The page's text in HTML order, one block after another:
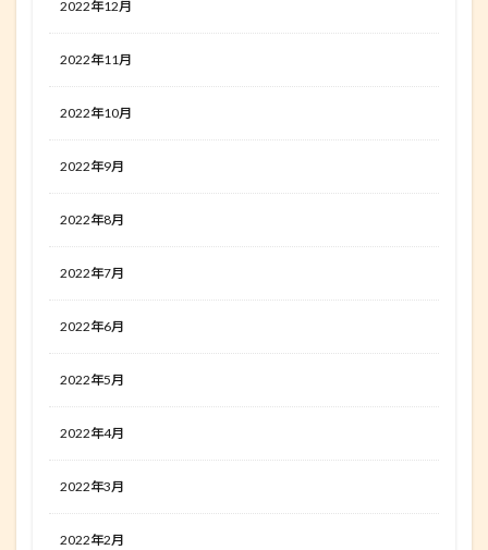
2022年12月
2022年11月
2022年10月
2022年9月
2022年8月
2022年7月
2022年6月
2022年5月
2022年4月
2022年3月
2022年2月